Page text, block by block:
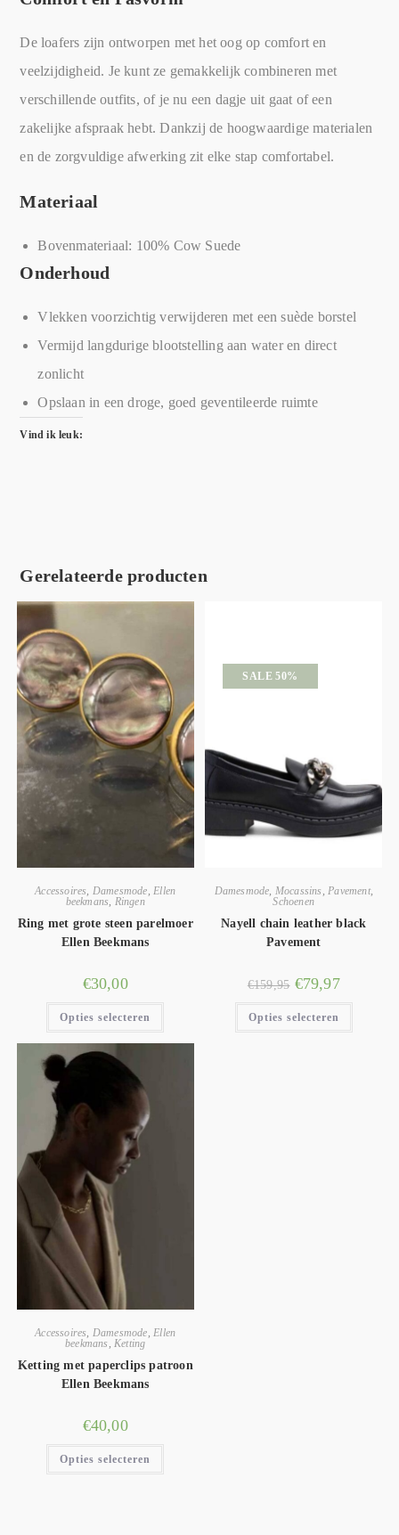
De loafers zijn ontworpen met het oog op comfort en
veelzijdigheid. Je kunt ze gemakkelijk combineren met
verschillende outfits, of je nu een dagje uit gaat of een
zakelijke afspraak hebt. Dankzij de hoogwaardige materialen
en de zorgvuldige afwerking zit elke stap comfortabel.
Materiaal
Bovenmateriaal: 100% Cow Suede
Onderhoud
Vlekken voorzichtig verwijderen met een suède borstel
Vermijd langdurige blootstelling aan water en direct
zonlicht
Opslaan in een droge, goed geventileerde ruimte
Vind ik leuk:
Gerelateerde producten
Accessoires, Damesmode,Ellen
beekmans, Ringen
Ring met grote steen parelmoer
Ellen Beekmans
€30,00
Opties selecteren
SALE 50%
Damesmode, Mocassins ,Pavement,
Schoenen
Nayell chain leather black
Pavement
€159,95 €79,97
Opties selecteren
Accessoires, Damesmode,Ellen
beekmans , Ketting
Ketting met paperclips patroon
Ellen Beekmans
€40,00
Opties selecteren